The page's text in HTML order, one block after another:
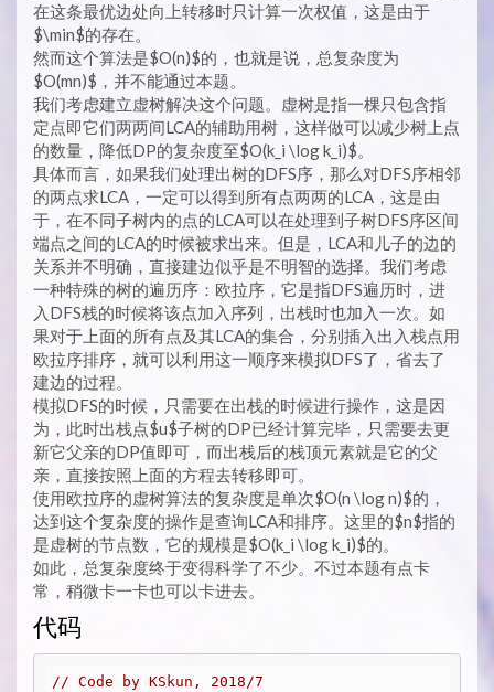
在这条最优边处向上转移时只计算一次权值，这是由于
$\min$的存在。
然而这个算法是$O(n)$的，也就是说，总复杂度为
$O(mn)$，并不能通过本题。
我们考虑建立虚树解决这个问题。虚树是指一棵只包含指
定点即它们两两间LCA的辅助用树，这样做可以减少树上点
的数量，降低DP的复杂度至$O(k_i \log k_i)$。
具体而言，如果我们处理出树的DFS序，那么对DFS序相邻
的两点求LCA，一定可以得到所有点两两的LCA，这是由
于，在不同子树内的点的LCA可以在处理到子树DFS序区间
端点之间的LCA的时候被求出来。但是，LCA和儿子的边的
关系并不明确，直接建边似乎是不明智的选择。我们考虑
一种特殊的树的遍历序：欧拉序，它是指DFS遍历时，进
入DFS栈的时候将该点加入序列，出栈时也加入一次。如
果对于上面的所有点及其LCA的集合，分别插入出入栈点用
欧拉序排序，就可以利用这一顺序来模拟DFS了，省去了
建边的过程。
模拟DFS的时候，只需要在出栈的时候进行操作，这是因
为，此时出栈点$u$子树的DP已经计算完毕，只需要去更
新它父亲的DP值即可，而出栈后的栈顶元素就是它的父
亲，直接按照上面的方程去转移即可。
使用欧拉序的虚树算法的复杂度是单次$O(n \log n)$的，
达到这个复杂度的操作是查询LCA和排序。这里的$n$指的
是虚树的节点数，它的规模是$O(k_i \log k_i)$的。
如此，总复杂度终于变得科学了不少。不过本题有点卡
常，稍微卡一卡也可以卡进去。
代码
// Code by KSkun, 2018/7